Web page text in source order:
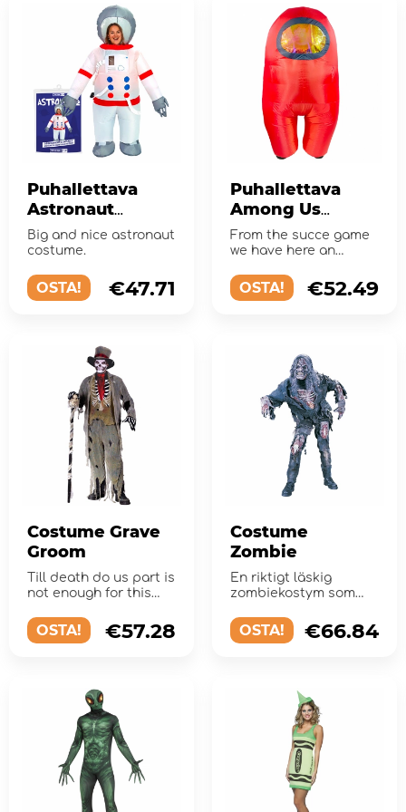
Puhallettava
Astronaut
Naamiaisasu
Big and nice astronaut
costume.
OSTA! €47.71
Puhallettava
Among Us
Naamiaisasu
From the succe game
we have here an
masquerade costume
for adults.
OSTA! €52.49
Costume Grave
Groom
Till death do us part is
not enough for this
OSTA! €57.28
Costume
Zombie
En riktigt läskig
zombiekostym som
halloweenpartyt!
OSTA! €66.84